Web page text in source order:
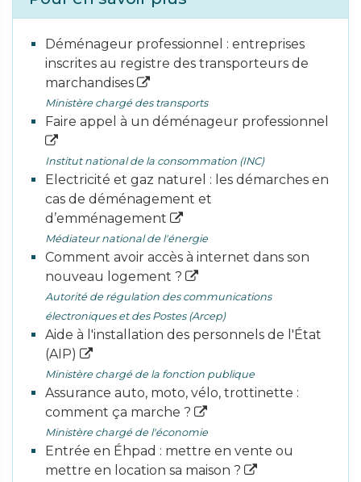
Déménageur professionnel : entreprises
inscrites au registre des transporteurs de
marchandises
Ministère chargé des transports
Faire appel à un déménageur professionnel
Institut national de la consommation (INC)
Electricité et gaz naturel : les démarches en
cas de déménagement et
d’emménagement
Médiateur national de l'énergie
Comment avoir accès à internet dans son
nouveau logement ?
Autorité de régulation des communications
électroniques et des Postes (Arcep)
Aide à l'installation des personnels de l'État
(AIP)
Ministère chargé de la fonction publique
Assurance auto, moto, vélo, trottinette :
comment ça marche ?
Ministère chargé de l'économie
Entrée en Éhpad : mettre en vente ou
mettre en location sa maison ?